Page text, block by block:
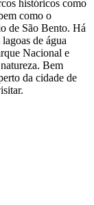
históricos como
como o
de São Bento. Há
de água
Nacional e
Bem
da cidade de